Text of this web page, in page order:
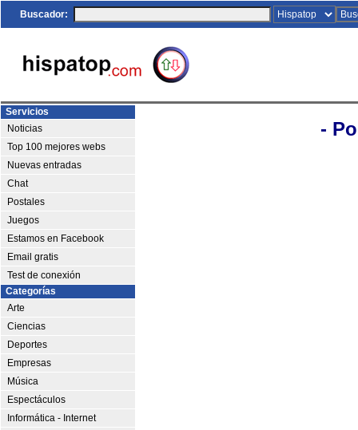
Buscador:
Servicios
Noticias
Top 100 mejores webs
Nuevas entradas
Chat
Postales
Juegos
Estamos en Facebook
Email gratis
Test de conexión
Categorías
Arte
Ciencias
Deportes
Empresas
Música
Espectáculos
Informática - Internet
-